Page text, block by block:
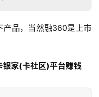
产品，当然融360是上市
银家(卡社区)平台赚钱